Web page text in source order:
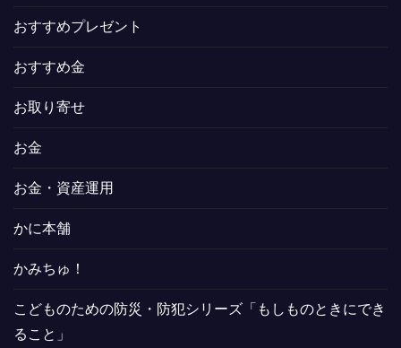
おすすめプレゼント
おすすめ金
お取り寄せ
お金
お金・資産運用
かに本舗
かみちゅ！
こどものための防災・防犯シリーズ「もしものときにでき
ること」